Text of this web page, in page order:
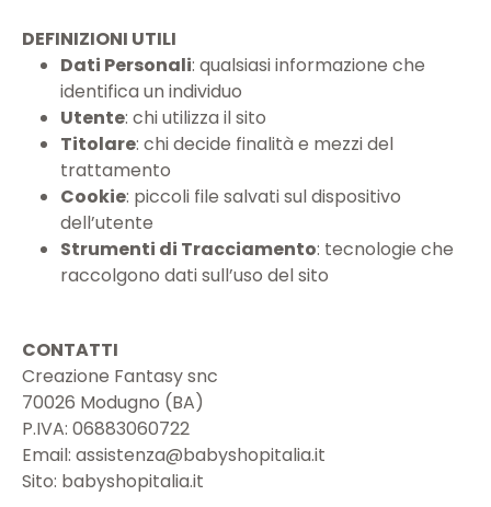
DEFINIZIONI UTILI
Dati Personali: qualsiasi informazione che
identifica un individuo
Utente: chi utilizza il sito
Titolare: chi decide finalità e mezzi del
trattamento
Cookie: piccoli file salvati sul dispositivo
dell’utente
Strumenti di Tracciamento: tecnologie che
raccolgono dati sull’uso del sito
CONTATTI
Creazione Fantasy snc
70026 Modugno (BA)
P.IVA: 06883060722
Email: assistenza@babyshopitalia.it
Sito: babyshopitalia.it